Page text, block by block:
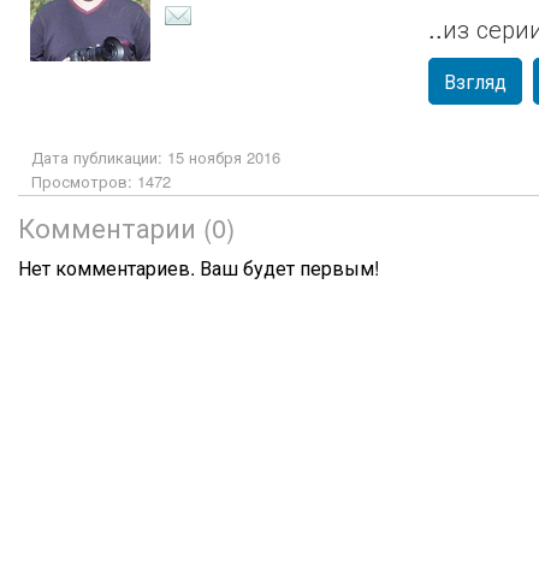
..из
Взгляд
Дата публикации: 15 ноября 2016
Просмотров: 1472
Комментарии (0)
Нет комментариев. Ваш будет первым!